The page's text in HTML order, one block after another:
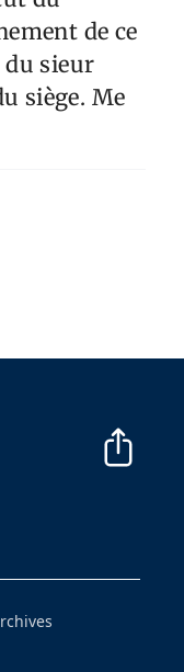
de ce
du sieur
siège. Me